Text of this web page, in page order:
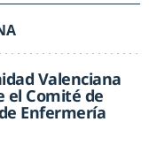
Valenciana
el Comité de
Enfermería